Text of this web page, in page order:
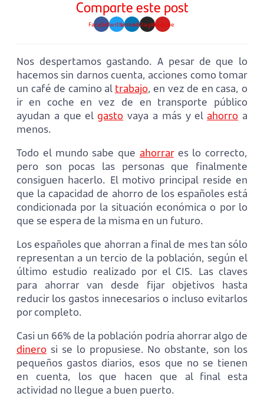
Comparte este post
FacebookTwitterLinkedinInstagramYoutube
Nos despertamos gastando. A pesar de que lo
hacemos sin darnos cuenta, acciones como tomar
un café de camino al trabajo, en vez de en casa, o
ir en coche en vez de en transporte público
ayudan a que el gasto vaya a más y el ahorro a
menos.
Todo el mundo sabe que ahorrares lo correcto,
pero son pocas las personas que finalmente
consiguen hacerlo. El motivo principal reside en
que la capacidad de ahorro de los españoles está
condicionada por la situación económica o por lo
que se espera de la misma en un futuro.
Los españoles que ahorran a final de mes tan sólo
representan a un tercio de la población, según el
último estudio realizado por el CIS. Las claves
para ahorrar van desde fijar objetivos hasta
reducir los gastos innecesarios o incluso evitarlos
por completo.
Casi un 66% de la población podría ahorrar algo de
dinero si se lo propusiese. No obstante, son los
pequeños gastos diarios, esos que no se tienen
en cuenta, los que hacen que al final esta
actividad no llegue a buen puerto.